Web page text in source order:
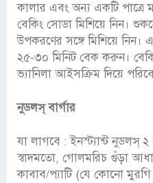
কালার এবং অন্য একটি
বেকিং সোডা মিশিয়ে নিন।
উপকরণের সঙ্গে মিশিয়ে নিন।
২৫-৩০ মিনিট বেক করুন।
ভ্যানিলা আইসক্রিম দিয়ে
নুডলস্ বার্গার
যা লাগবে : ইনস্ট্যান্ট নুডলস্
স্বাদমতো, গোলমরিচ গুঁড়া
কাবাব/প্যাটি (যে কোনো